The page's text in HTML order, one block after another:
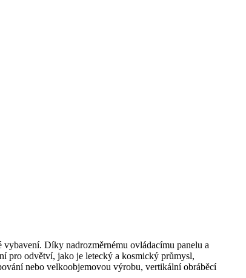
Díky nadrozměrnému ovládacímu panelu a
pro odvětví, jako je letecký a kosmický průmysl,
nebo velkoobjemovou výrobu, vertikální obráběcí